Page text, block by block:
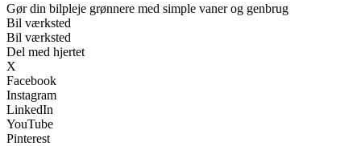
Gør din bilpleje grønnere med simple vaner og genbrug
Bil værksted
Bil værksted
Del med hjertet
X
Facebook
Instagram
LinkedIn
YouTube
Pinterest